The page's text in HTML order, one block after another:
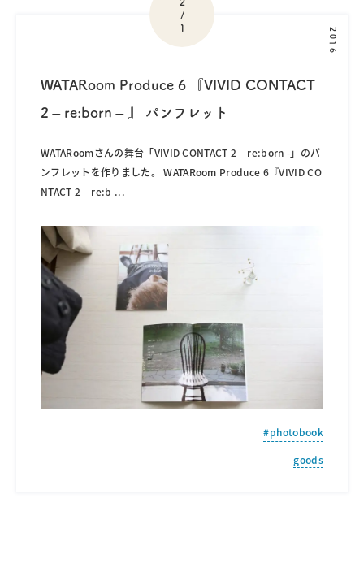
/
1
2016
WATARoom Produce 6 『VIVID CONTACT
2 – re:born – 』 パンフレット
WATARoomさんの舞台「VIVID CONTACT 2 – re:born -」のパ
ンフレットを作りました。 WATARoom Produce 6『VIVID CO
NTACT 2 – re:b ...
photobook
goods